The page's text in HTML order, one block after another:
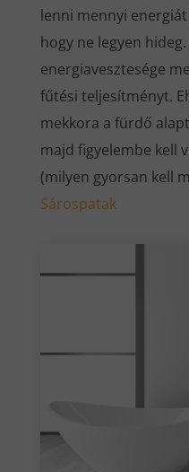
lenni mennyi
hogy ne legyen
energiavesztesége
fűtési teljesítményt.
mekkora a fürdő
majd figyelembe kell
(milyen gyorsan kell
Sárospatak